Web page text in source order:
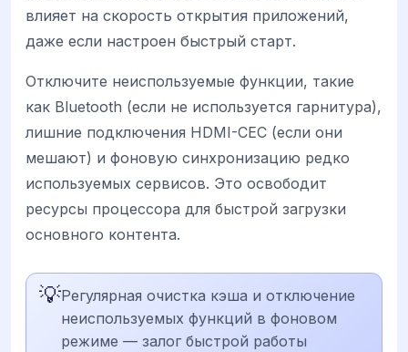
влияет на скорость открытия приложений,
даже если настроен быстрый старт.
Отключите неиспользуемые функции, такие
как Bluetooth (если не используется гарнитура),
лишние подключения HDMI-CEC (если они
мешают) и фоновую синхронизацию редко
используемых сервисов. Это освободит
ресурсы процессора для быстрой загрузки
основного контента.
💡Регулярная очистка кэша и отключение
неиспользуемых функций в фоновом
режиме — залог быстрой работы